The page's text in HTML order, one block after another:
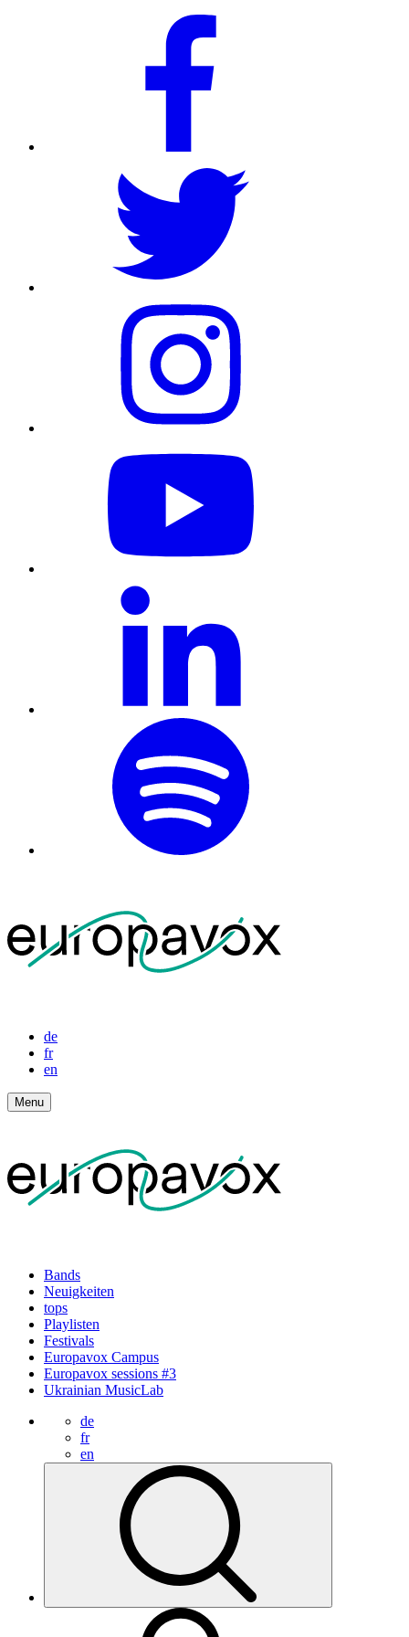
de
fr
en
Menu
Bands
Neuigkeiten
tops
Playlisten
Festivals
Europavox Campus
Europavox sessions #3
Ukrainian MusicLab
de
fr
en